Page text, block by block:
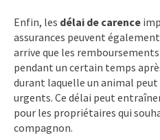
Enfin, les délai de carence
assurances peuvent
arrive que les
pendant un certain temps
durant laquelle un animal peut
urgents. Ce délai peut
pour les propriétaires qui
compagnon.